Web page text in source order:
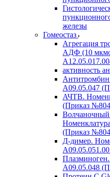
железы
Гомеостаз
Агрегация
АДФ (10
активность
A09.05.047
АЧТВ.
(Приказ
Волчаночный
(Приказ
Д-димер.
A09.05.048